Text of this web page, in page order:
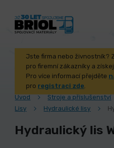
Jste firma nebo živnostník?
pro firemní zákazníky a
Pro více informací přejděte
pro registraci zde.
Úvod
Stroje a příslušenství
Lisy
Hydraulické lisy
Hydraulický lis